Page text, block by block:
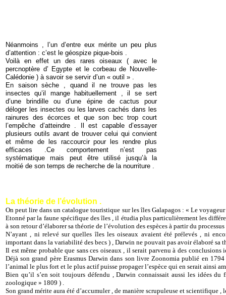
Néanmoins , l’un d’entre eux mérite un peu plus
d’attention : c’est le géospize pique-bois .
Voilà en effet un des rares oiseaux ( avec le
percnoptère d’ Egypte et le corbeau de Nouvelle-
Calédonie ) à savoir se servir d’un « outil » .
En saison sèche , quand il ne trouve pas les
insectes qu’il mange habituellement , il se sert
d’une brindille ou d’une épine de cactus pour
déloger les insectes ou les larves cachés dans les
rainures des écorces et que son bec trop court
l’empêche d’atteindre . Il est capable d’essayer
plusieurs outils avant de trouver celui qui convient
et même de les raccourcir pour les rendre plus
efficaces .Ce comportement n’est pas
systématique mais peut être utilisé jusqu’à la
moitié de son temps de recherche de la nourriture .
La théorie de l’évolution .
On peut lire dans un catalogue touristique sur les îles Galapagos : « Le
Etonné par la faune spécifique des îles , il étudia plus particulièrement les
à son retour d’élaborer sa théorie de l’évolution des espèces à partir du
N’ayant , ni relevé sur quelles îles les oiseaux avaient été prélevés , ni
important dans la variabilité des becs ) , Darwin ne pouvait pas avoir élaboré sa
Il est même probable que sans ces oiseaux , il serait parvenu à des
Déjà son grand père Erasmus Darwin dans son livre Zoonomia publié en
l’animal le plus fort et le plus actif puisse propager l’espèce qui en serait ainsi
Bien qu’il s’en soit toujours défendu , Darwin connaissait aussi les idées
zoologique » 1809 ) .
Son grand mérite aura été d’accumuler , de manière scrupuleuse et scientifique ,